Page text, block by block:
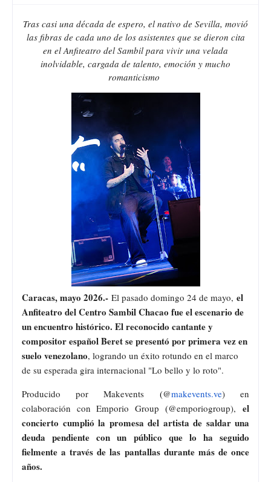
Tras casi una década de espero, el nativo de Sevilla, movió
las fibras de cada uno de los asistentes que se dieron cita
en el Anfiteatro del Sambil para vivir una velada
inolvidable, cargada de talento, emoción y mucho
romanticismo
Caracas, mayo 2026.- El pasado domingo 24 de mayo, el
Anfiteatro del Centro Sambil Chacao fue el escenario de
un encuentro histórico. El reconocido cantante y
compositor español Beret se presentó por primera vez en
suelo venezolano, logrando un éxito rotundo en el marco
de su esperada gira internacional "Lo bello y lo roto".
Producido por Makevents (@makevents.ve) en
colaboración con Emporio Group(@emporiogroup),el
concierto cumplió la promesa del artista de saldar una
deuda pendiente con un público que lo ha seguido
fielmente a través de las pantallas durante más de once
años.